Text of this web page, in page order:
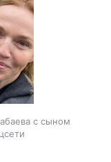
с сыном